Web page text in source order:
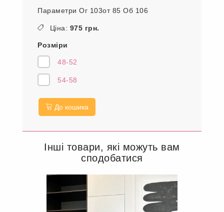
Параметри Ог 103от 85 Об 106
Ціна: 975 грн.
Розміри
48-52
54-58
До кошика
Інші товари, які можуть вам
сподобатися